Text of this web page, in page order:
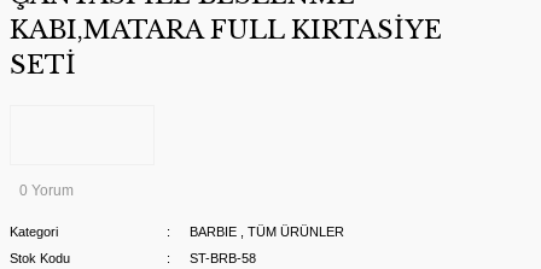
KABI,MATARA FULL KIRTASİYE
SETİ
0 Yorum
Kategori BARBIE
TÜM ÜRÜNLER
Stok Kodu
ST-BRB-58